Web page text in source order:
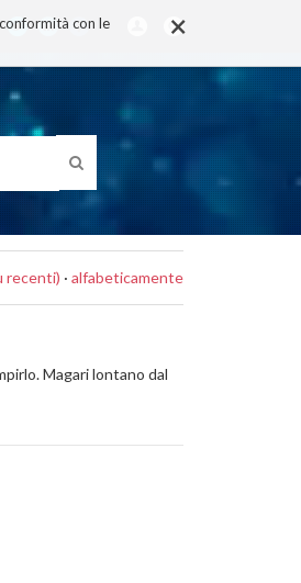
×
con le
recenti) · alfabeticamente
Magari lontano dal